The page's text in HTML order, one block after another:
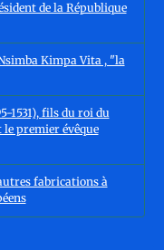
de la République
Kimpa Vita , "la
1531), fils du roi du
premier évêque
fabrications à